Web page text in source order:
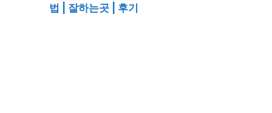
법 | 잘하는곳 | 후기